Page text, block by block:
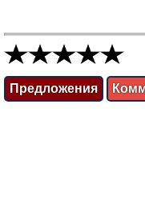
Предложения